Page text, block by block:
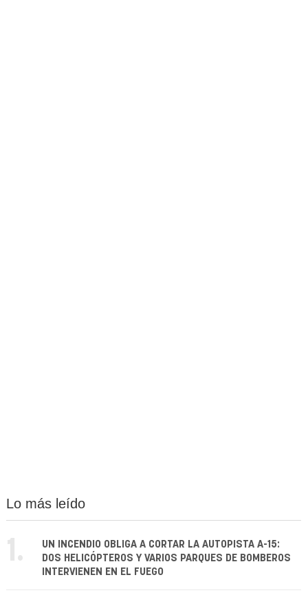
Lo más leído
1.
UN INCENDIO OBLIGA A CORTAR LA AUTOPISTA A-15:
DOS HELICÓPTEROS Y VARIOS PARQUES DE BOMBEROS
INTERVIENEN EN EL FUEGO